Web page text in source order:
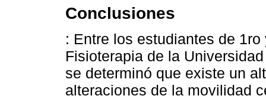
Conclusiones
: Entre los estudiantes de
Fisioterapia de la
se determinó que existe un
alteraciones de la movilidad